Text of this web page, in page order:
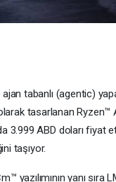
tabanlı (agentic)
tasarlanan
3.999 ABD doları fiyat
taşıyor.
yazılımının yanı